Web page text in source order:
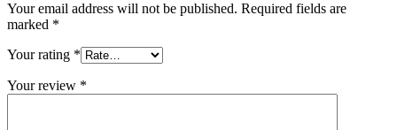
Your email address will not be published. Required fields are
marked *
Your rating *
Your review *